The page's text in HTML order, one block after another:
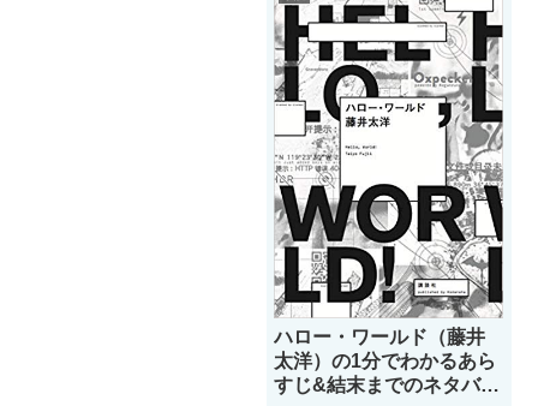
ハロー・ワールド（藤井
太洋）の1分でわかるあら
すじ&結末までのネタバレ